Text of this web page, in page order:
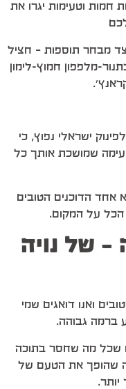
חמות וטעימות יגרו את
מבחר תוספות – חציל
מלפפון חמוץ-לימון
ישראלי נפוץ, כי
שמושכת אותך כל
אחד הדוכנים הטובים
הכל על המקום.
– של נויה
ואנו דואגים שמי
ברמה גבוהה.
שכל מה שחסר בתוכה
שהופך את הטעם של